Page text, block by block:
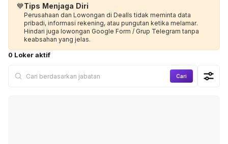
💙Tips Menjaga Diri
Perusahaan dan Lowongan di Dealls tidak meminta data
pribadi, informasi rekening, atau pungutan ketika melamar.
Hindari juga lowongan Google Form / Grup Telegram tanpa
keabsahan yang jelas.
0 Loker aktif
Cari